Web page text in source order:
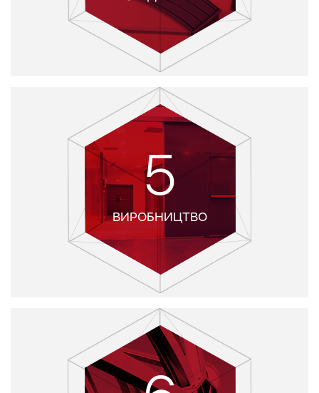
5
ВИРОБНИЦТВО